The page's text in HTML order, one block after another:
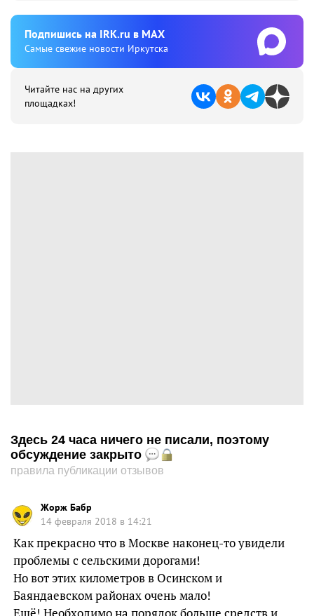
Подпишиcь на IRK.ru в MAX
Cамые свежие новости Иркутска
Читайте нас на других
площадках!
Здесь 24 часа ничего не писали, поэтому
обсуждение закрыто
правила публикации отзывов
Жорж Бабр
14 февраля 2018 в 14:21
Как прекрасно что в Москве наконец-то увидели
проблемы с сельскими дорогами!
Но вот этих километров в Осинском и
Баяндаевском районах очень мало!
Ещё! Необходимо на порядок больше средств и